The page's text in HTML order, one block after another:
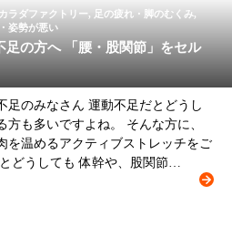
ラダファクトリー, 足の疲れ・脚のむくみ,
姿勢が悪い
足の方へ 「腰・股関節」をセル
足のみなさん 運動不足だとどうし
も多いですよね。 そんな方に、
を温めるアクティブストレッチをご
どうしても 体幹や、股関節…